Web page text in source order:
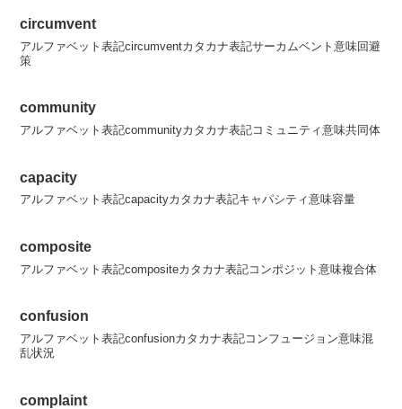
circumvent
アルファベット表記circumventカタカナ表記サーカムベント意味回避
策
community
アルファベット表記communityカタカナ表記コミュニティ意味共同体
capacity
アルファベット表記capacityカタカナ表記キャパシティ意味容量
composite
アルファベット表記compositeカタカナ表記コンポジット意味複合体
confusion
アルファベット表記confusionカタカナ表記コンフュージョン意味混
乱状況
complaint